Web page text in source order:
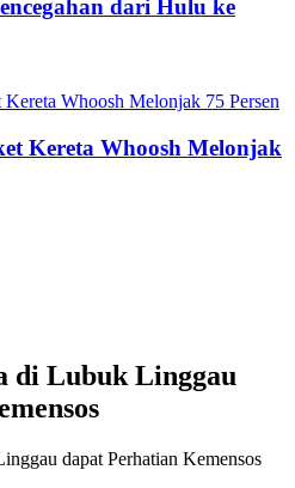
dari Hulu ke
Kereta Whoosh Melonjak
di Lubuk Linggau
dapat Perhatian Kemensos